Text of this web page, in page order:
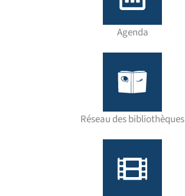
Agenda
Réseau des bibliothèques